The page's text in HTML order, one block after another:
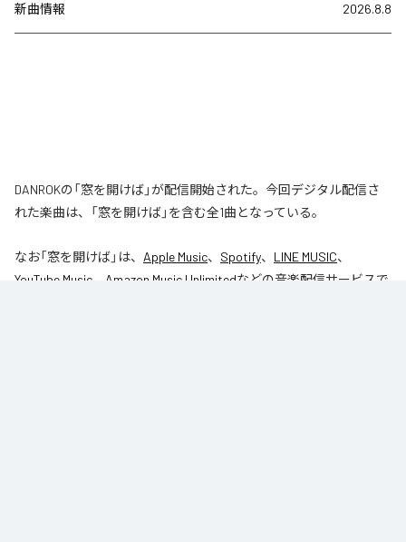
新曲情報 2026.8.8
DANROKの「窓を開けば」が配信開始された。今回デジタル配信さ
れた楽曲は、「窓を開けば」を含む全1曲となっている。
なお「窓を開けば」は、 Apple Music、 Spotify、 LINE MUSIC、
YouTube Music
Amazon Music Unlimitedなどの音楽配信サービスで